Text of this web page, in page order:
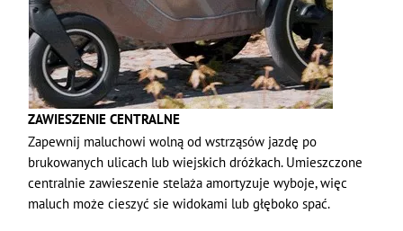
ZAWIESZENIE CENTRALNE
Zapewnij maluchowi wolną od wstrząsów jazdę po
brukowanych ulicach lub wiejskich dróżkach. Umieszczone
centralnie zawieszenie stelaża amortyzuje wyboje, więc
maluch może cieszyć sie widokami lub głęboko spać.